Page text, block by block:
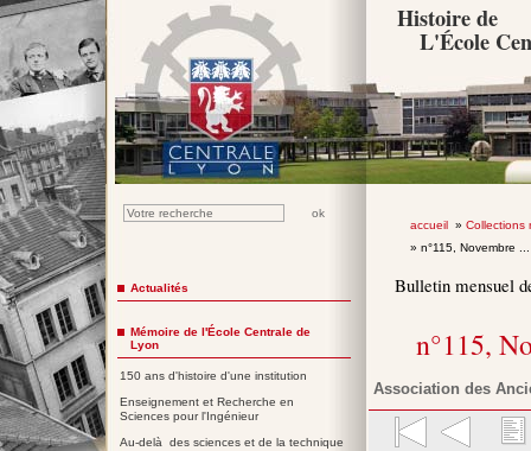
Histoire de
L'École
accueil» Collections
» n°115, Novembre
Bulletin mensuel
n°115,
Association des
Actualités
Mémoire de l'École Centrale de
Lyon
150 ans d'histoire d'une institution
Enseignement et Recherche en
Sciences pour l'Ingénieur
Au-delà des sciences et de la technique